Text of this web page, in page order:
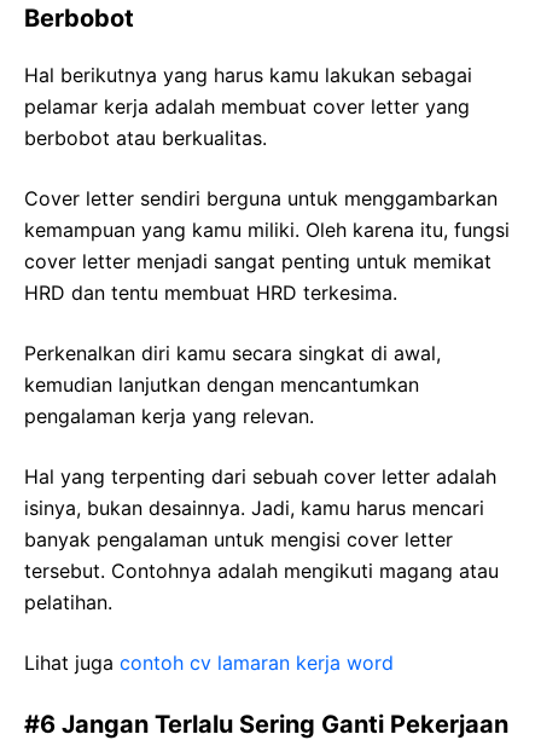
Berbobot
Hal berikutnya yang harus kamu lakukan sebagai
pelamar kerja adalah membuat cover letter yang
berbobot atau berkualitas.
Cover letter sendiri berguna untuk menggambarkan
kemampuan yang kamu miliki. Oleh karena itu, fungsi
cover letter menjadi sangat penting untuk memikat
HRD dan tentu membuat HRD terkesima.
Perkenalkan diri kamu secara singkat di awal,
kemudian lanjutkan dengan mencantumkan
pengalaman kerja yang relevan.
Hal yang terpenting dari sebuah cover letter adalah
isinya, bukan desainnya. Jadi, kamu harus mencari
banyak pengalaman untuk mengisi cover letter
tersebut. Contohnya adalah mengikuti magang atau
pelatihan.
Lihat juga contoh cv lamaran kerja word
#6 Jangan Terlalu Sering Ganti Pekerjaan